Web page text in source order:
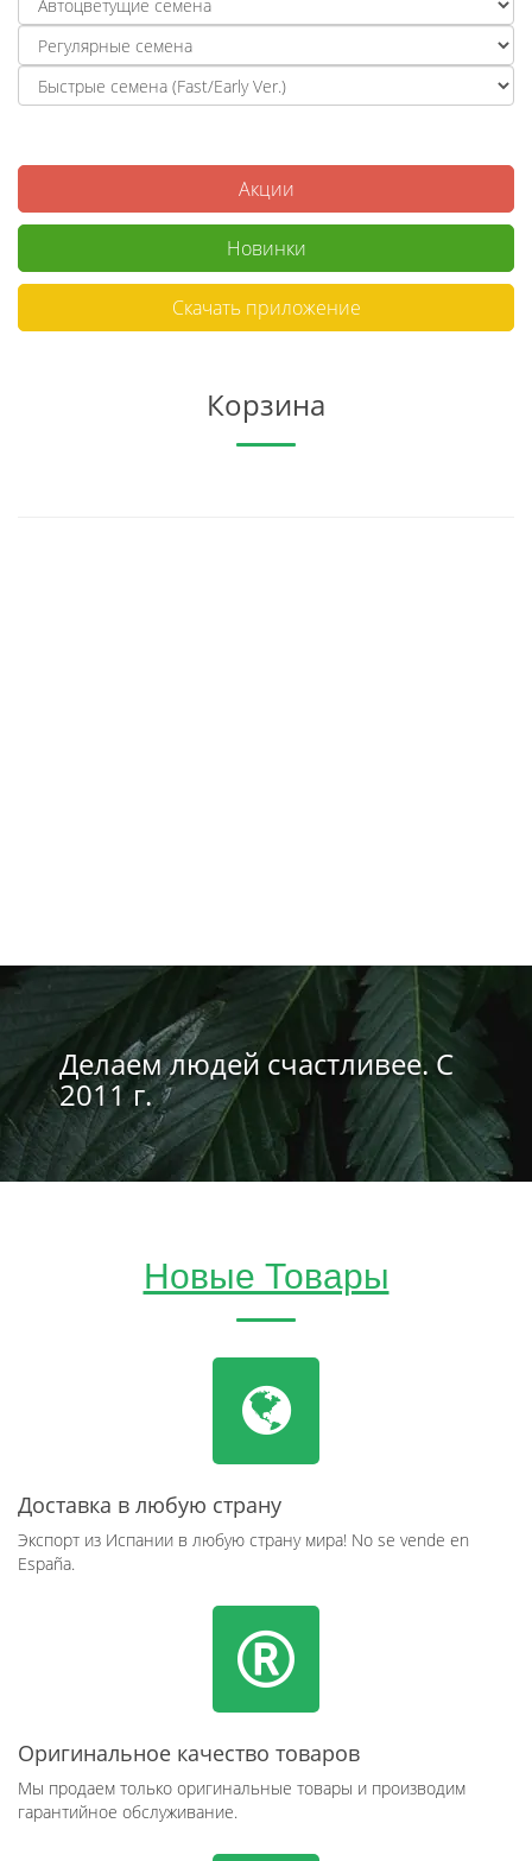
Акции
Новинки
Скачать приложение
Корзина
Делаем людей счастливее. С
2011 г.
Новые Товары
Доставка в любую страну
Экспорт из Испании в любую страну мира! No se vende en
España.
Оригинальное качество товаров
Мы продаем только оригинальные товары и производим
гарантийное обслуживание.